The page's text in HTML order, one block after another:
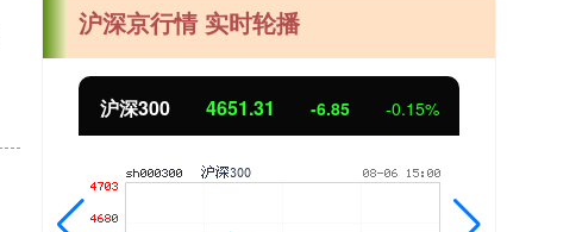
沪深京行情 实时轮播
沪深300 4651.31 -6.85 -0.15%